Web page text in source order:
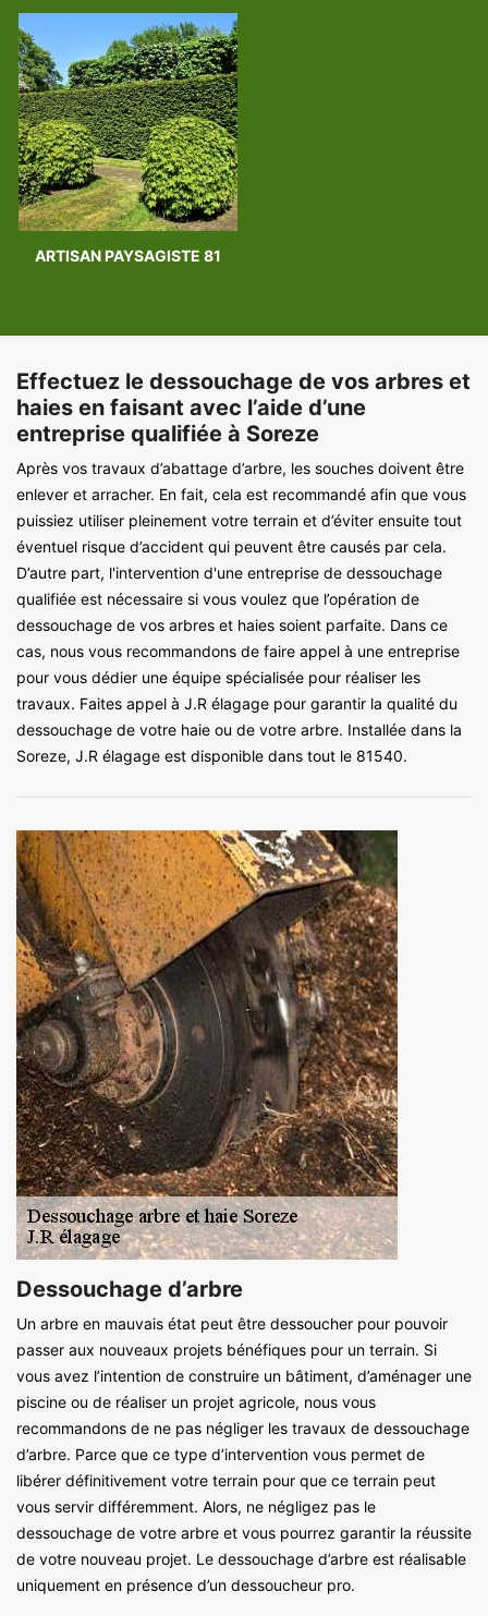
ARTISAN PAYSAGISTE 81
Effectuez le dessouchage de vos arbres et
haies en faisant avec l’aide d’une
entreprise qualifiée à Soreze
Après vos travaux d’abattage d’arbre, les souches doivent être
enlever et arracher. En fait, cela est recommandé afin que vous
puissiez utiliser pleinement votre terrain et d’éviter ensuite tout
éventuel risque d’accident qui peuvent être causés par cela.
D’autre part, l'intervention d'une entreprise de dessouchage
qualifiée est nécessaire si vous voulez que l’opération de
dessouchage de vos arbres et haies soient parfaite. Dans ce
cas, nous vous recommandons de faire appel à une entreprise
pour vous dédier une équipe spécialisée pour réaliser les
travaux. Faites appel à J.R élagage pour garantir la qualité du
dessouchage de votre haie ou de votre arbre. Installée dans la
Soreze, J.R élagage est disponible dans tout le 81540.
Dessouchage d’arbre
Un arbre en mauvais état peut être dessoucher pour pouvoir
passer aux nouveaux projets bénéfiques pour un terrain. Si
vous avez l’intention de construire un bâtiment, d’aménager une
piscine ou de réaliser un projet agricole, nous vous
recommandons de ne pas négliger les travaux de dessouchage
d’arbre. Parce que ce type d’intervention vous permet de
libérer définitivement votre terrain pour que ce terrain peut
vous servir différemment. Alors, ne négligez pas le
dessouchage de votre arbre et vous pourrez garantir la réussite
de votre nouveau projet. Le dessouchage d’arbre est réalisable
uniquement en présence d’un dessoucheur pro.